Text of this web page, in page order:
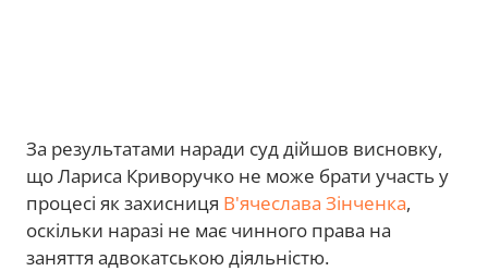
За результатами наради суд дійшов висновку,
що Лариса Криворучко не може брати участь у
процесі як захисниця В'ячеслава Зінченка,
оскільки наразі не має чинного права на
заняття адвокатською діяльністю.